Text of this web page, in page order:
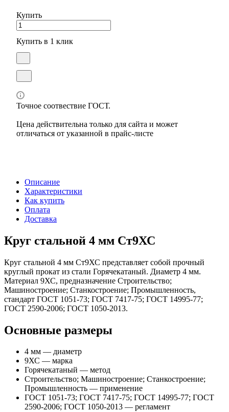
Купить
Купить в 1 клик
Точное соотвествие ГОСТ.
Цена действительна только для сайта и может
отличаться от указанной в прайс-листе
Описание
Характеристики
Как купить
Оплата
Доставка
Круг стальной 4 мм Ст9ХС
Круг стальной 4 мм Ст9ХС представляет собой прочный
круглый прокат из стали Горячекатаный. Диаметр 4 мм.
Материал 9ХС, предназначение Строительство;
Машиностроение; Станкостроение; Промышленность,
стандарт ГОСТ 1051-73; ГОСТ 7417-75; ГОСТ 14995-77;
ГОСТ 2590-2006; ГОСТ 1050-2013.
Основные размеры
4 мм — диаметр
9ХС — марка
Горячекатаный — метод
Строительство; Машиностроение; Станкостроение;
Промышленность — применение
ГОСТ 1051-73; ГОСТ 7417-75; ГОСТ 14995-77; ГОСТ
2590-2006; ГОСТ 1050-2013 — регламент